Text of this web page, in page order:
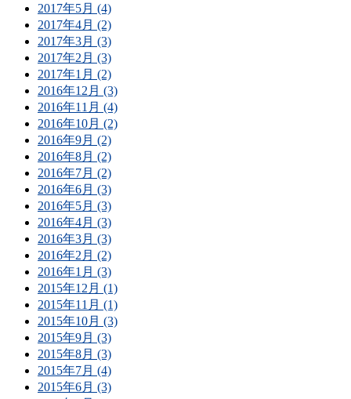
2017年5月 (4)
2017年4月 (2)
2017年3月 (3)
2017年2月 (3)
2017年1月 (2)
2016年12月 (3)
2016年11月 (4)
2016年10月 (2)
2016年9月 (2)
2016年8月 (2)
2016年7月 (2)
2016年6月 (3)
2016年5月 (3)
2016年4月 (3)
2016年3月 (3)
2016年2月 (2)
2016年1月 (3)
2015年12月 (1)
2015年11月 (1)
2015年10月 (3)
2015年9月 (3)
2015年8月 (3)
2015年7月 (4)
2015年6月 (3)